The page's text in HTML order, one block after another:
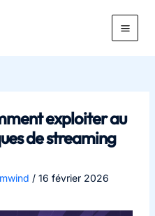
Main
exploiter au
de streaming
/ 16 février 2026